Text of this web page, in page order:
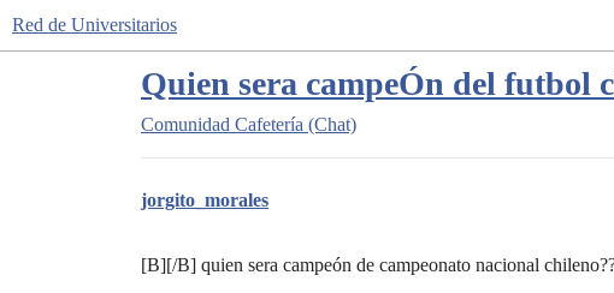
Red de Universitarios
Quien sera campeÓn del futbol
Comunidad Cafetería (Chat)
jorgito_morales
[B][/B] quien sera campeón de campeonato nacional